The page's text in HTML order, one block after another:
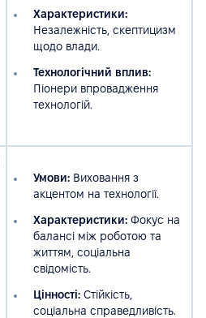
Характеристики:
Незалежність, скептицизм
щодо влади.
Технологічний вплив:
Піонери впровадження
технологій.
Умови: Виховання з
акцентом на технології.
Характеристики: Фокус на
балансі між роботою та
життям, соціальна
свідомість.
Цінності: Стійкість,
соціальна справедливість.